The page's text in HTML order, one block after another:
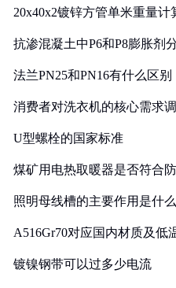
20x40x2镀锌方管单米重量计
抗渗混凝土中P6和P8膨胀剂
法兰PN25和PN16有什么区别
消费者对洗衣机的核心需求
U型螺栓的国家标准
煤矿用电热取暖器是否符合
照明母线槽的主要作用是什么
A516Gr70对应国内材质及低
镀镍钢带可以过多少电流